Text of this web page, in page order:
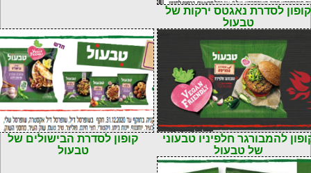
קופון לסדרת נאגטס ירקות של
טבעול
להמבורגר חלפיניו טבעוני
של טבעול
קוד: 7290014875982קופון לסדרת הבישולים של
טבעול